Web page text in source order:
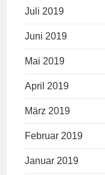
Juli 2019
Juni 2019
Mai 2019
April 2019
März 2019
Februar 2019
Januar 2019